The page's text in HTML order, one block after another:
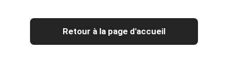
Retour à la page d'accueil